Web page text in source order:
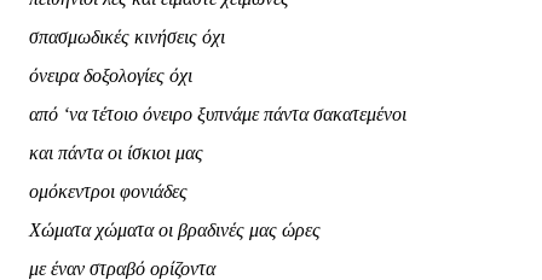
σπασμωδικές κινήσεις όχι
όνειρα δοξολογίες όχι
από ‘να τέτοιο όνειρο ξυπνάμε πάντα σακατεμένοι
και πάντα οι ίσκιοι μας
ομόκεντροι φονιάδες
Χώματα χώματα οι βραδινές μας ώρες
με έναν στραβό ορίζοντα